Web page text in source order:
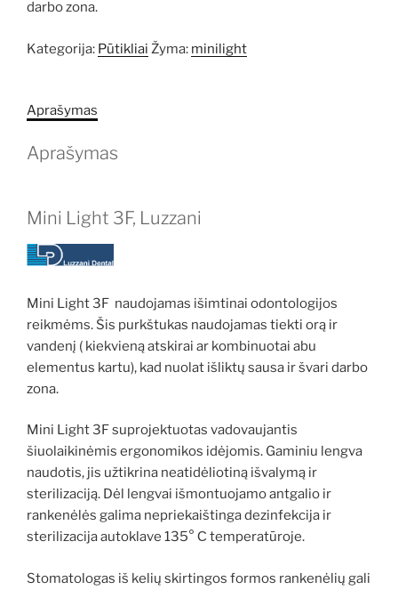
darbo zona.
Kategorija: Pūtikliai Žyma: minilight
Aprašymas
Aprašymas
Mini Light 3F, Luzzani
Mini Light 3F naudojamas išimtinai odontologijos
reikmėms. Šis purkštukas naudojamas tiekti orą ir
vandenį ( kiekvieną atskirai ar kombinuotai abu
elementus kartu), kad nuolat išliktų sausa ir švari darbo
zona.
Mini Light 3F suprojektuotas vadovaujantis
šiuolaikinėmis ergonomikos idėjomis. Gaminiu lengva
naudotis, jis užtikrina neatidėliotiną išvalymą ir
sterilizaciją. Dėl lengvai išmontuojamo antgalio ir
rankenėlės galima nepriekaištinga dezinfekcija ir
sterilizacija autoklave 135° С temperatūroje.
Stomatologas iš kelių skirtingos formos rankenėlių gali